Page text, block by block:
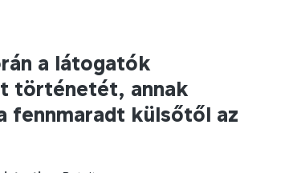
a látogatók
történetét, annak
fennmaradt külsőtől az